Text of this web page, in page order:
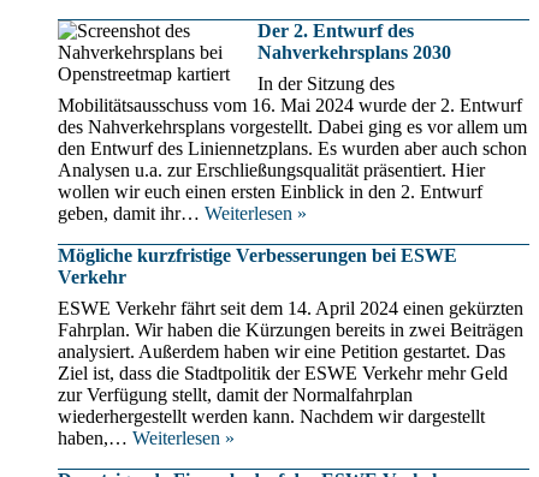
was
nicht?
Versprechen
als
Bremsschuh:
Autonomes
Fahren
ist
kein
Ersatz
für
die
Verkehrswende
Der 2. Entwurf des
Nahverkehrsplans 2030
In der Sitzung des
Mobilitätsausschuss vom 16. Mai 2024 wurde der 2. Entwurf
des Nahverkehrsplans vorgestellt. Dabei ging es vor allem um
den Entwurf des Liniennetzplans. Es wurden aber auch schon
Analysen u.a. zur Erschließungsqualität präsentiert. Hier
wollen wir euch einen ersten Einblick in den 2. Entwurf
geben, damit ihr… Weiterlesen »
Entwurf
Nahverkehrsplans
2030
Mögliche kurzfristige Verbesserungen bei ESWE
Verkehr
ESWE Verkehr fährt seit dem 14. April 2024 einen gekürzten
Fahrplan. Wir haben die Kürzungen bereits in zwei Beiträgen
analysiert. Außerdem haben wir eine Petition gestartet. Das
Ziel ist, dass die Stadtpolitik der ESWE Verkehr mehr Geld
zur Verfügung stellt, damit der Normalfahrplan
wiederhergestellt werden kann. Nachdem wir dargestellt
haben,… Weiterlesen »